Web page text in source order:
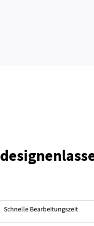
Schnelle Bearbeitungszeit